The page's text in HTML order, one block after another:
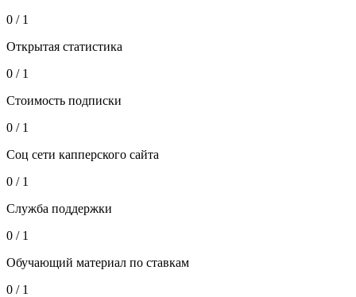
0 / 1
Открытая статистика
0 / 1
Стоимость подписки
0 / 1
Соц сети капперского сайта
0 / 1
Служба поддержки
0 / 1
Обучающий материал по ставкам
0 / 1